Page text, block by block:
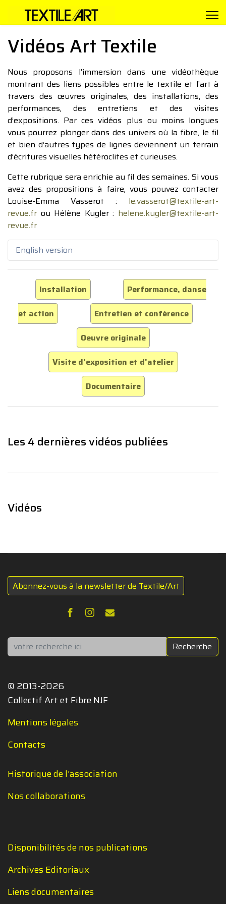
Vidéos Art Textile
Nous proposons l’immersion dans une vidéothèque
montrant des liens possibles entre le textile et l’art à
travers des œuvres originales, des installations, des
performances, des entretiens et des visites
d’expositions. Par ces vidéos plus ou moins longues
vous pourrez plonger dans des univers où la fibre, le fil
et bien d’autres types de lignes deviennent un terrain
d’écritures visuelles hétéroclites et curieuses.
Cette rubrique sera enrichie au fil des semaines. Si vous
avez des propositions à faire, vous pouvez contacter
Louise-Emma Vasserot : le.vasserot@textile-art-
revue.fr ou Hélène Kugler : helene.kugler@textile-art-
revue.fr
English version
Installation
Performance, danse
et action
Entretien et conférence
Oeuvre originale
Visite d'exposition et d'atelier
Documentaire
Les 4 dernières vidéos publiées
Vidéos
Abonnez-vous à la newsletter de Textile/Art
Rechercher Recherche
© 2013-2026
Collectif Art et Fibre NJF
Mentions légales
Contacts
Historique de l'association
Nos collaborations
Disponibilités de nos publications
Archives Editoriaux
Liens documentaires